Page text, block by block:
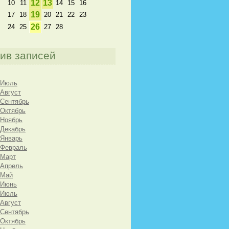
10
11 12 13 14 15
16
17
18 19 20 21 22
23
24
25 26 27 28
записей
Июль
Май
Июль